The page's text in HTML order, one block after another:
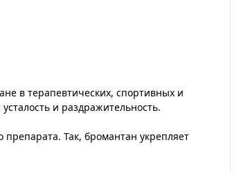
в терапевтических, спортивных и
и раздражительность.
Так, бромантан укрепляет